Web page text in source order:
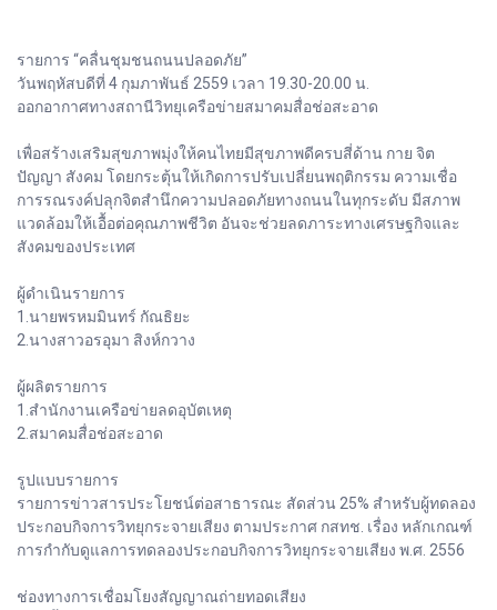
รายการ “คลื่นชุมชนถนนปลอดภัย”
วันพฤหัสบดีที่ 4 กุมภาพันธ์ 2559 เวลา 19.30-20.00 น.
ออกอากาศทางสถานีวิทยุเครือข่ายสมาคมสื่อช่อสะอาด
เพื่อสร้างเสริมสุขภาพมุ่งให้คนไทยมีสุขภาพดีครบสี่ด้าน กาย จิต
ปัญญา สังคม โดยกระตุ้นให้เกิดการปรับเปลี่ยนพฤติกรรม ความเชื่อ
การรณรงค์ปลุกจิตสำนึกความปลอดภัยทางถนนในทุกระดับ มีสภาพ
แวดล้อมให้เอื้อต่อคุณภาพชีวิต อันจะช่วยลดภาระทางเศรษฐกิจและ
สังคมของประเทศ
ผู้ดำเนินรายการ
1.นายพรหมมินทร์ กัณธิยะ
2.นางสาวอรอุมา สิงห์กวาง
ผู้ผลิตรายการ
1.สำนักงานเครือข่ายลดอุบัตเหตุ
2.สมาคมสื่อช่อสะอาด
รูปแบบรายการ
รายการข่าวสารประโยชน์ต่อสาธารณะ สัดส่วน 25% สำหรับผู้ทดลอง
ประกอบกิจการวิทยุกระจายเสียง ตามประกาศ กสทช. เรื่อง หลักเกณฑ์
การกำกับดูแลการทดลองประกอบกิจการวิทยุกระจายเสียง พ.ศ. 2556
ช่องทางการเชื่อมโยงสัญญาณถ่ายทอดเสียง